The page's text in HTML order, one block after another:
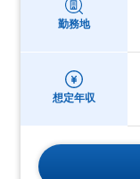
勤務地
想定年収